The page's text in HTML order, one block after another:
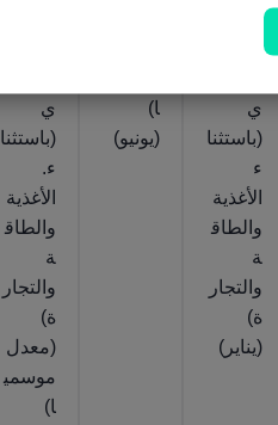
ي
(باستثنا
ء
الأغذية
والطاق
ة
والتجار
ة)
(يناير)
ا)
(يونيو)
ي
(باستثنا
ء.
الأغذية
والطاق
ة
والتجار
ة)
(معدل
موسمي
ا)